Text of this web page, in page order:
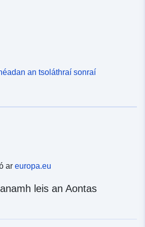
an tsoláthraí sonraí
ar europa.eu
leis an Aontas